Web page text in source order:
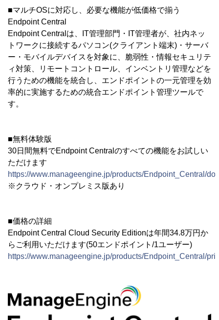
■マルチOSに対応し、必要な機能が低価格で揃う
Endpoint Central
Endpoint Centralは、IT管理部門・IT管理者が、社内ネッ
トワークに接続するパソコン(クライアント端末)・サーバ
ー・モバイルデバイスを対象に、脆弱性・情報セキュリテ
ィ対策、リモートコントロール、インベントリ管理などを
行うための機能を統合し、エンドポイントの一元管理を効
率的に実施するための統合エンドポイント管理ツールで
す。
■無料体験版
30日間無料でEndpoint Centralのすべての機能をお試しい
ただけます
https://www.manageengine.jp/products/Endpoint_Central/
※クラウド・オンプレミス版あり
■価格の詳細
Endpoint Central Cloud Security Editionは年間34.8万円か
らご利用いただけます(50エンドポイント/1ユーザー)
https://www.manageengine.jp/products/Endpoint_Central/